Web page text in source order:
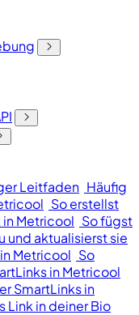
Leitfaden Häufig
So erstellst
Metricool So fügst
und aktualisierst sie
Metricool So
in Metricool
SmartLinks in
Link in deiner Bio